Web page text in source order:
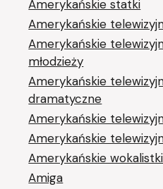
Amerykańskie statki
Amerykańskie
Amerykańskie
młodzieży
Amerykańskie
dramatyczne
Amerykańskie
Amerykańskie
Amerykańskie
Amiga